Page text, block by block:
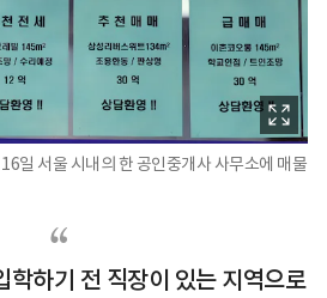
일 서울 시내의 한 공인중개사 사무소에 매물
학하기 전 직장이 있는 지역으로